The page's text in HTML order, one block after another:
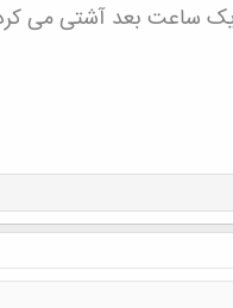
یک ساعت بعد آشتی می